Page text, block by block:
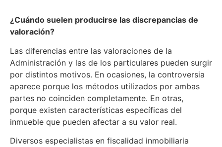
¿Cuándo suelen producirse las discrepancias de
valoración?
Las diferencias entre las valoraciones de la
Administración y las de los particulares pueden surgir
por distintos motivos. En ocasiones, la controversia
aparece porque los métodos utilizados por ambas
partes no coinciden completamente. En otras,
porque existen características específicas del
inmueble que pueden afectar a su valor real.
Diversos especialistas en fiscalidad inmobiliaria